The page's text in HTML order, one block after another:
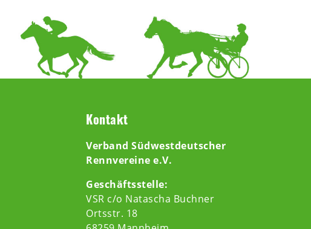
Kontakt
Verband Südwestdeutscher
Rennvereine e.V.
Geschäftsstelle:
VSR c/o Natascha Buchner
Ortsstr. 18